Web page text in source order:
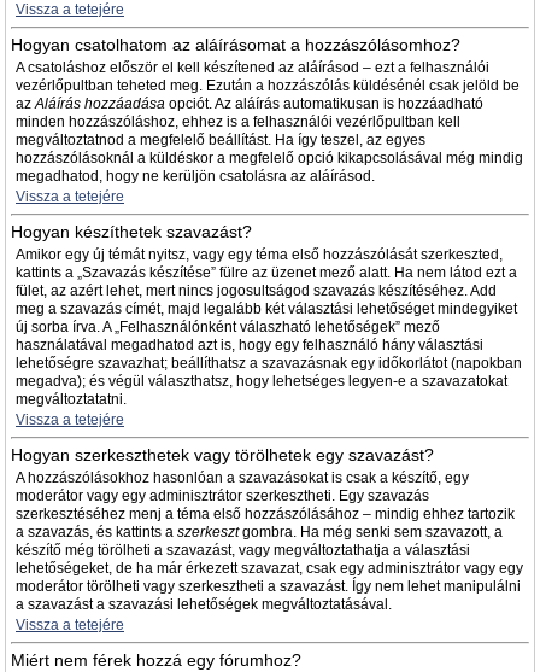
Vissza a tetejére
Hogyan csatolhatom az aláírásomat a hozzászólásomhoz?
A csatoláshoz először el kell készítened az aláírásod – ezt a felhasználói
vezérlőpultban teheted meg. Ezután a hozzászólás küldésénél csak jelöld be
azAláírás hozzáadása opciót. Az aláírás automatikusan is hozzáadható
minden hozzászóláshoz, ehhez is a felhasználói vezérlőpultban kell
megváltoztatnod a megfelelő beállítást. Ha így teszel, az egyes
hozzászólásoknál a küldéskor a megfelelő opció kikapcsolásával még mindig
megadhatod, hogy ne kerüljön csatolásra az aláírásod.
Vissza a tetejére
Hogyan készíthetek szavazást?
Amikor egy új témát nyitsz, vagy egy téma első hozzászólását szerkeszted,
kattints a „Szavazás készítése” fülre az üzenet mező alatt. Ha nem látod ezt a
fület, az azért lehet, mert nincs jogosultságod szavazás készítéséhez. Add
meg a szavazás címét, majd legalább két választási lehetőséget mindegyiket
új sorba írva. A „Felhasználónként válaszható lehetőségek” mező
használatával megadhatod azt is, hogy egy felhasználó hány választási
lehetőségre szavazhat; beállíthatsz a szavazásnak egy időkorlátot (napokban
megadva); és végül választhatsz, hogy lehetséges legyen-e a szavazatokat
megváltoztatatni.
Vissza a tetejére
Hogyan szerkeszthetek vagy törölhetek egy szavazást?
A hozzászólásokhoz hasonlóan a szavazásokat is csak a készítő, egy
moderátor vagy egy adminisztrátor szerkesztheti. Egy szavazás
szerkesztéséhez menj a téma első hozzászólásához – mindig ehhez tartozik
a szavazás, és kattints a szerkesztgombra. Ha még senki sem szavazott, a
készítő még törölheti a szavazást, vagy megváltoztathatja a választási
lehetőségeket, de ha már érkezett szavazat, csak egy adminisztrátor vagy egy
moderátor törölheti vagy szerkesztheti a szavazást. Így nem lehet manipulálni
a szavazást a szavazási lehetőségek megváltoztatásával.
Vissza a tetejére
Miért nem férek hozzá egy fórumhoz?